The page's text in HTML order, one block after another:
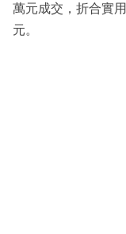
萬元成交，折合實
元。